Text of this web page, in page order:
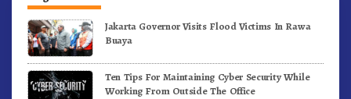
Jakarta Governor Visits Flood Victims In Rawa
Buaya
Ten Tips For Maintaining Cyber Security While
Working From Outside The Office